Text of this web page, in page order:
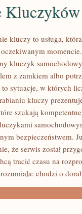
Kluczyków
kluczy to usługa,
kluczyk
z zamkiem albo
sytuacje, w których
kluczy
szukają
bezpieczeństwem.
że serwis został
tracić czasu na
chodzi o